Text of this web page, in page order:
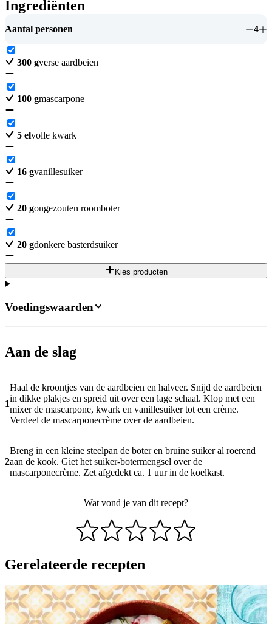
Ingrediënten
Aantal personen 4
300 gverse aardbeien
100 gmascarpone
5 elvolle kwark
16 gvanillesuiker
20 gongezouten roomboter
20 gdonkere basterdsuiker
Kies producten
Aan de slag
1
Haal de kroontjes van de aardbeien en halveer. Snijd de aardbeien
in dikke plakjes en spreid uit over een lage schaal. Klop met een
mixer de mascarpone, kwark en vanillesuiker tot een crème.
Verdeel de mascarponecrème over de aardbeien.
2
Breng in een kleine steelpan de boter en bruine suiker al roerend
aan de kook. Giet het suiker-botermengsel over de
mascarponecrème. Zet afgedekt ca. 1 uur in de koelkast.
Wat vond je van dit recept?
Voedingswaarden
Gerelateerde recepten